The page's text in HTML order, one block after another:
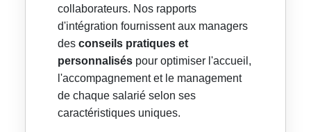
collaborateurs. Nos rapports
d'intégration fournissent aux managers
des conseils pratiques et
personnalisés pour optimiser l'accueil,
l'accompagnement et le management
de chaque salarié selon ses
caractéristiques uniques.